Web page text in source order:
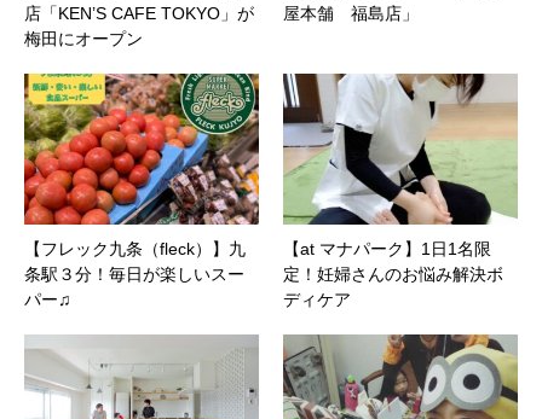
店「KEN’S CAFE TOKYO」が
梅田にオープン
屋本舗 福島店」
【フレック九条（fleck）】九
条駅３分！毎日が楽しいスー
パー♫
【at マナパーク】1日1名限
定！妊婦さんのお悩み解決ボ
ディケア